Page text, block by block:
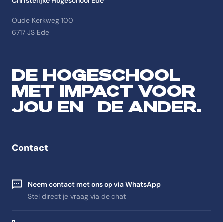
Oude Kerkweg 100
6717 JS Ede
DE HOGESCHOOL
MET IMPACT VOOR
JOU EN DE ANDER.
Contact
Neem contact met ons op via WhatsApp
Stel direct je vraag via de chat